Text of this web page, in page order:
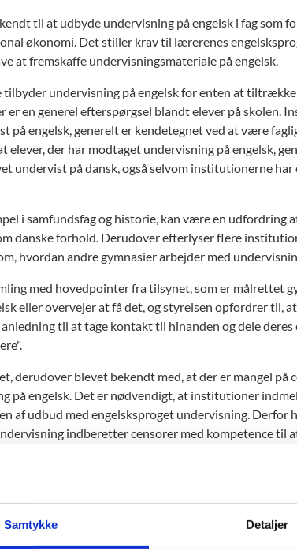
Samtykke Detaljer
til at udbyde undervisning på engelsk i fag som
økonomi. Det stiller krav til lærerenes
at fremskaffe undervisningsmateriale på engelsk.
undervisning på engelsk for enten at tiltrække
er en generel efterspørgsel blandt elever på skolen.
på engelsk, generelt er kendetegnet ved at være
elever, der har modtaget undervisning på engelsk,
undervist på dansk, også selvom institutionerne har
i samfundsfag og historie, kan være en udfordring
danske forhold. Derudover efterlyser flere
hvordan andre gymnasier arbejder med
med hovedpointer fra tilsynet, som er målrettet
eller overvejer at få det, og styrelsen opfordrer til,
til at tage kontakt til hinanden og dele deres
derudover blevet bekendt med, at der er mangel på
på engelsk. Det er nødvendigt, at institutioner
af udbud med engelsksproget undervisning. Derfor
indberetter censorer med kompetence til
censorkompetenceindberetning.